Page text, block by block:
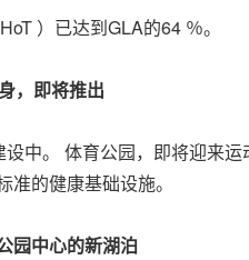
）已达到GLA的64 ％。
，即将推出
中。 体育公园，即将迎来
的健康基础设施。
园中心的新湖泊